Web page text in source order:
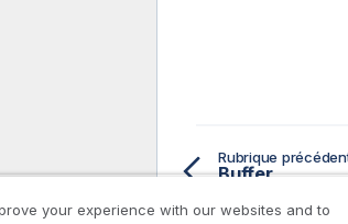
Rubrique
Buffer
your experience with our websites and to